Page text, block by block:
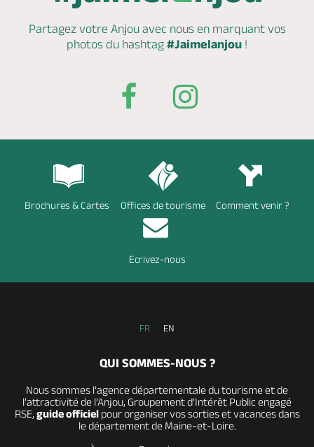
Partagez votre Anjou avec nous en marquantvos
photos du hashtag #Jaimelanjou !
Brochures & Cartes Offices de tourisme Comment venir ?
Ecrivez-nous
FR EN
QUI SOMMES-NOUS ?
Nous sommes l’agence départementale du tourisme et de
l’attractivité de l’Anjou, Groupement d’Intérêt Public engagé
RSE, guide officielpour organiser vos sorties et vacances dans
le département de Maine-et-Loire.